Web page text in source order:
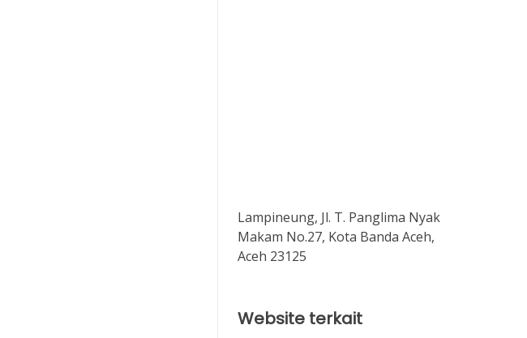
Lampineung, Jl. T. Panglima Nyak
Makam No.27, Kota Banda Aceh,
Aceh 23125
Website terkait